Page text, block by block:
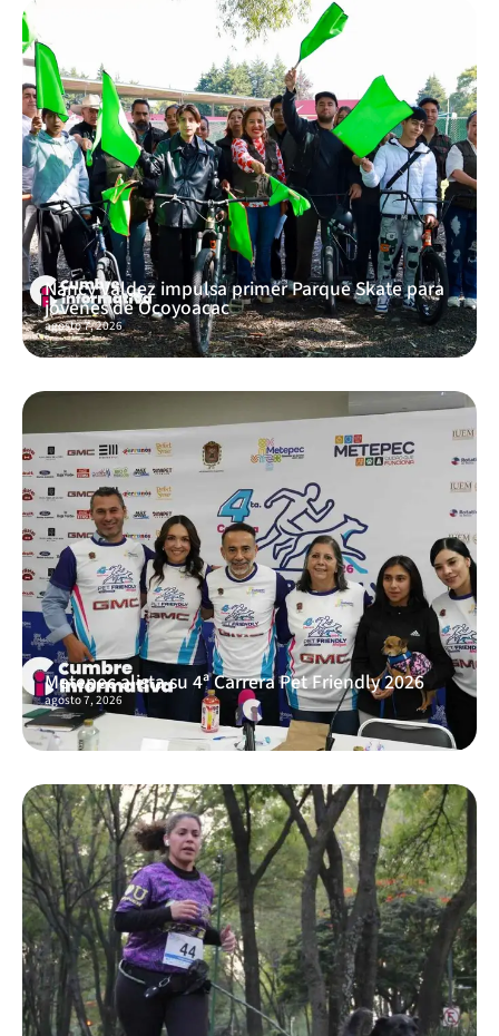
Nancy Valdez impulsa primer Parque Skate para
jóvenes de Ocoyoacac
agosto 7, 2026
Metepec alista su 4ª Carrera Pet Friendly 2026
agosto 7, 2026